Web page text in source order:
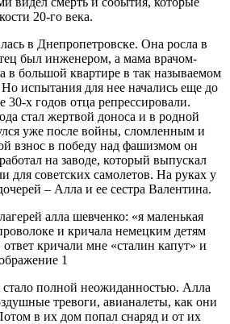
20-го века.
в Днепропетровске. Она росла в
был инженером, а мама врачом-
в большой квартире в так называемом
испытания для нее начались еще до
30-х годов отца репрессировали.
стал жертвой доноса и в родной
уже после войны, сломленным и
взнос в победу над фашизмом он
на заводе, который выпускал
для советских самолетов. На руках у
– Алла и ее сестра Валентина.
полной неожиданностью. Алла
тревоги, авианалеты, как они
в их дом попал снаряд и от их